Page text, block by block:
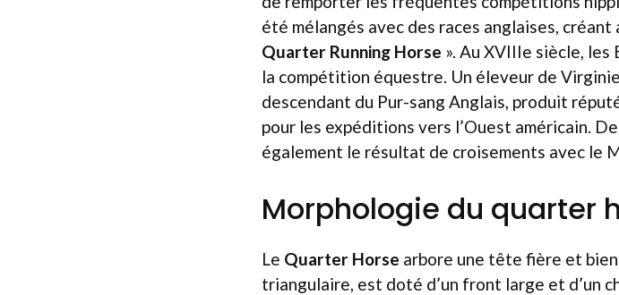
été mélangés avec des races anglaises, créant
Quarter Running Horse ». Au XVIIIe siècle,
la compétition équestre. Un éleveur de
descendant du Pur-sang Anglais, produit
pour les expéditions vers l’Ouest américain.
également le résultat de croisements avec le
Morphologie du quarter
Le Quarter Horse arbore une tête fière et
triangulaire, est doté d’un front large et d’un